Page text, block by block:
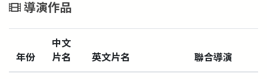
導演作品
年份
中文
片名
英文片名 聯合導演